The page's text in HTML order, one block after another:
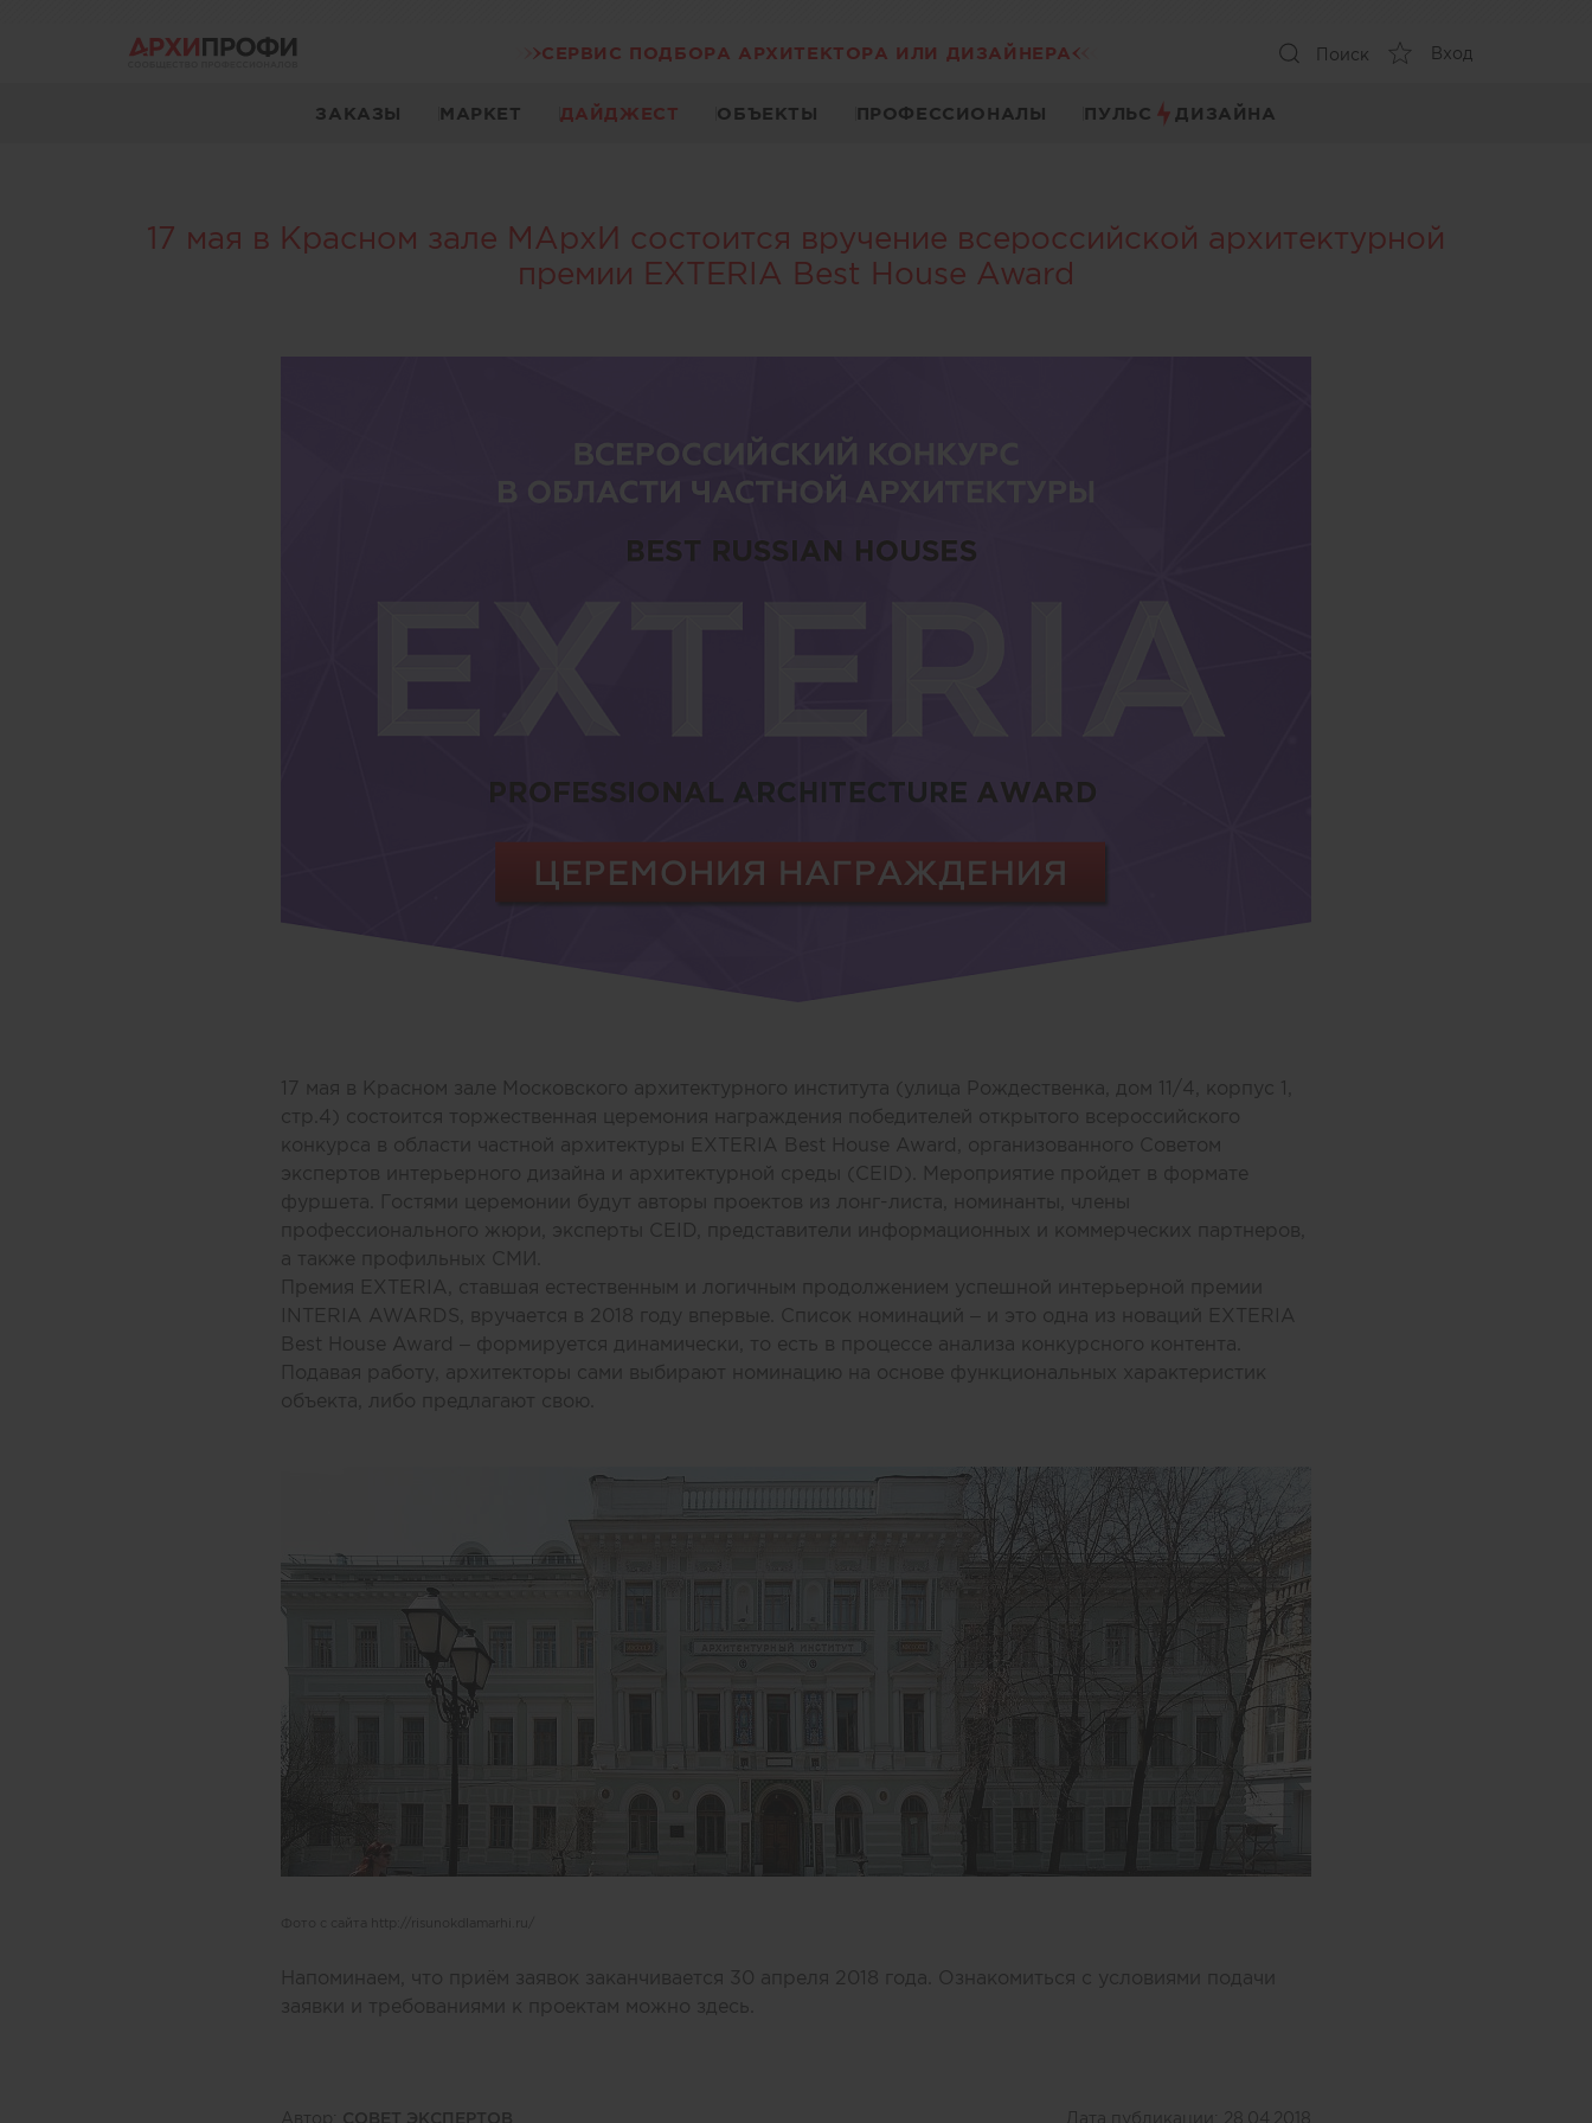
СЕРВИС ПОДБОРА АРХИТЕКТОРА ИЛИ ДИЗАЙНЕРА Поиск Вход
ЗАКАЗЫ МАРКЕТ ДАЙДЖЕСТ ОБЪЕКТЫ ПРОФЕССИОНАЛЫ ПУЛЬС ДИЗАЙНА
17 мая в Красном зале МАрхИ состоится вручение всероссийской архитектурной
премии EXTERIA Best House Award
17 мая в Красном зале Московского архитектурного института (улица Рождественка, дом 11/4, корпус 1,
стр.4) состоится торжественная церемония награждения победителей открытого всероссийского
конкурса в области частной архитектуры
EXTERIA Best House Award , организованного Советом
экспертов интерьерного дизайна и архитектурной среды (CEID)
. Мероприятие пройдет в формате
фуршета. Гостями церемонии будут авторы проектов из лонг-листа, номинанты, члены
профессионального жюри, эксперты CEID, представители информационных и коммерческих партнеров,
а также профильных СМИ.
Премия EXTERIA, ставшая естественным и логичным продолжением успешной интерьерной премии
INTERIA AWARDS, вручается в 2018 году впервые. Список номинаций – и это одна из новаций EXTERIA
Best House Award – формируется динамически, то есть в процессе анализа конкурсного контента.
Подавая работу, архитекторы сами выбирают номинацию на основе функциональных характеристик
объекта, либо предлагают свою.
Фото с сайта http://risunokdlamarhi.ru/
Напоминаем, что приём заявок заканчивается 30 апреля 2018 года. Ознакомиться с условиями подачи
заявки и требованиями к проектам можно здесь
Автор: СОВЕТ ЭКСПЕРТОВ Дата публикации: 28.04.2018